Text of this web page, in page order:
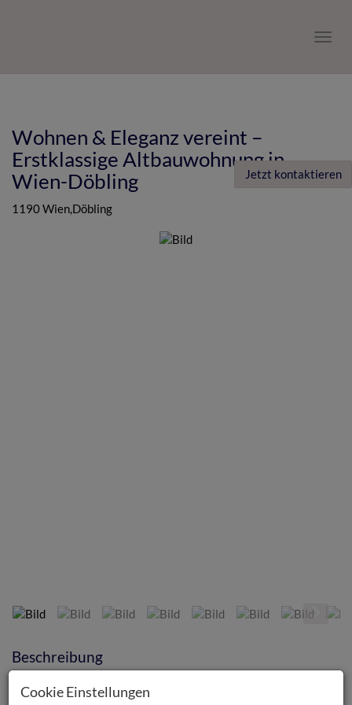
Wohnen & Eleganz vereint –
Erstklassige Altbauwohnung in
Wien-Döbling
1190 Wien,Döbling
Beschreibung
Jetzt kontaktieren
Cookie Einstellungen